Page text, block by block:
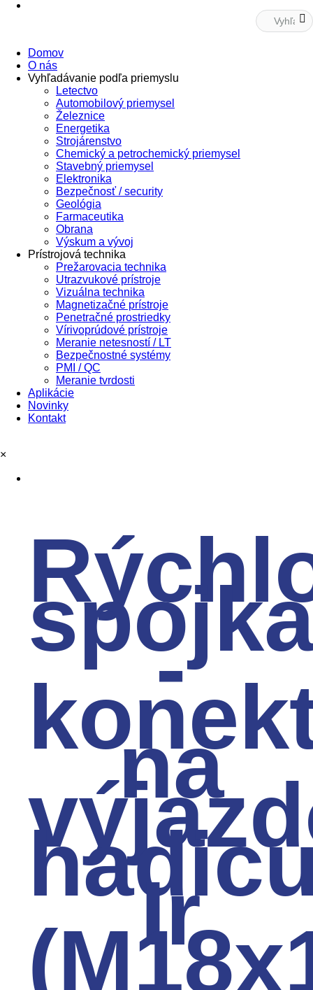
Domov
O nás
Vyhľadávanie podľa priemyslu
Letectvo
Automobilový priemysel
Železnice
Energetika
Strojárenstvo
Chemický a petrochemický priemysel
Stavebný priemysel
Elektronika
Bezpečnosť / security
Geológia
Farmaceutika
Obrana
Výskum a vývoj
Prístrojová technika
Prežarovacia technika
Utrazvukové prístroje
Vizuálna technika
Magnetizačné prístroje
Penetračné prostriedky
Vírivoprúdové prístroje
Meranie netesností / LT
Bezpečnostné systémy
PMI / QC
Meranie tvrdosti
Aplikácie
Novinky
Kontakt
×
-
na
Ir